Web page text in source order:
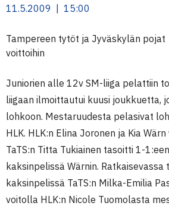
11.5.2009 | 15:00
Tampereen tytöt ja Jyväskylän pojat
voittoihin
Juniorien alle 12v SM-liiga pelattiin
liigaan ilmoittautui kuusi joukkuetta,
lohkoon. Mestaruudesta pelasivat
HLK. HLK:n Elina Joronen ja Kia
TaTS:n Titta Tukiainen tasoitti 1-
kaksinpelissä Wärnin. Ratkaisevassa
kaksinpelissä TaTS:n Milka-Emilia
voitolla HLK:n Nicole Tuomolasta